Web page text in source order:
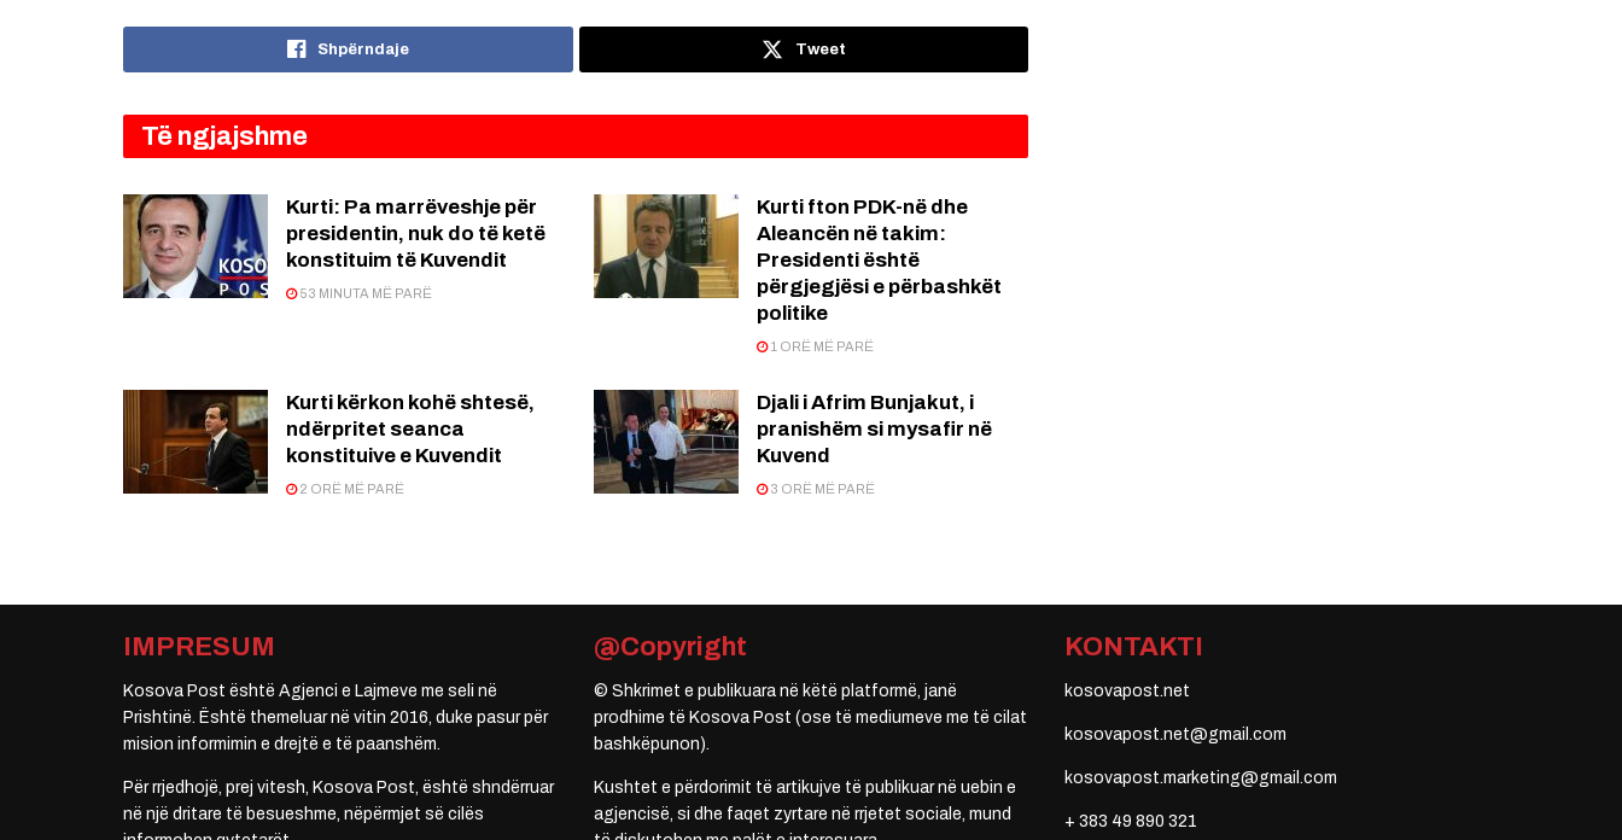
Shpërndaje Tweet
Të ngjajshme
Kurti: Pa marrëveshje për
presidentin, nuk do të ketë
konstituim të Kuvendit
53 MINUTA MË PARË
Kurti fton PDK-në dhe
Aleancën në takim:
Presidenti është
përgjegjësi e përbashkët
politike
1 ORË MË PARË
Kurti kërkon kohë shtesë,
ndërpritet seanca
konstituive e Kuvendit
2 ORË MË PARË
Djali i Afrim Bunjakut, i
pranishëm si mysafir në
Kuvend
3 ORË MË PARË
IMPRESUM
Kosova Post është Agjenci e Lajmeve me seli në
Prishtinë. Është themeluar në vitin 2016, duke pasur për
mision informimin e drejtë e të paanshëm.
Për rrjedhojë, prej vitesh, Kosova Post, është shndërruar
në një dritare të besueshme, nëpërmjet së cilës
@Copyright
© Shkrimet e publikuara në këtë platformë, janë
prodhime të Kosova Post (ose të mediumeve me të cilat
bashkëpunon).
Kushtet e përdorimit të artikujve të publikuar në uebin e
agjencisë, si dhe faqet zyrtare në rrjetet sociale, mund
KONTAKTI
kosovapost.net
kosovapost.net@gmail.com
kosovapost.marketing@gmail.com
+ 383 49 890 321